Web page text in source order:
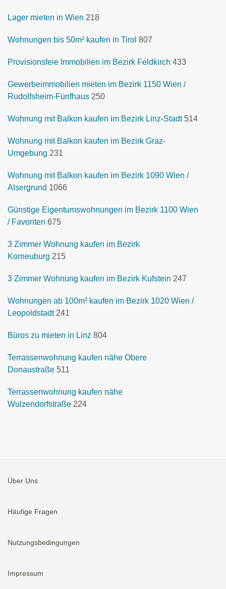
Lager mieten in Wien 218
Wohnungen bis 50m² kaufen in Tirol 807
Provisionsfeie Immobilien im Bezirk Feldkirch 433
Gewerbeimmobilien mieten im Bezirk 1150 Wien /
Rudolfsheim-Fünfhaus 250
Wohnung mit Balkon kaufen im Bezirk Linz-Stadt 514
Wohnung mit Balkon kaufen im Bezirk Graz-
Umgebung 231
Wohnung mit Balkon kaufen im Bezirk 1090 Wien /
Alsergrund 1066
Günstige Eigentumswohnungen im Bezirk 1100 Wien
/ Favoriten 675
3 Zimmer Wohnung kaufen im Bezirk
Korneuburg 215
3 Zimmer Wohnung kaufen im Bezirk Kufstein 247
Wohnungen ab 100m² kaufen im Bezirk 1020 Wien /
Leopoldstadt 241
Büros zu mieten in Linz 804
Terrassenwohnung kaufen nähe Obere
Donaustraße 511
Terrassenwohnung kaufen nähe
Wulzendorfstraße 224
Über Uns
Häufige Fragen
Nutzungsbedingungen
Impressum